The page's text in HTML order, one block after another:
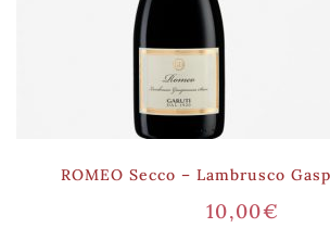
ROMEO Secco – Lambrusco
10,00€